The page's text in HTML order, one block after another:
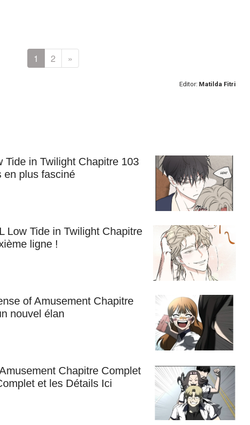
1 2 »
Editor: Matilda Fitri
Tide in Twilight Chapitre 103
en plus fasciné
Low Tide in Twilight Chapitre
ligne !
of Amusement Chapitre
nouvel élan
Chapitre Complet
et les Détails Ici